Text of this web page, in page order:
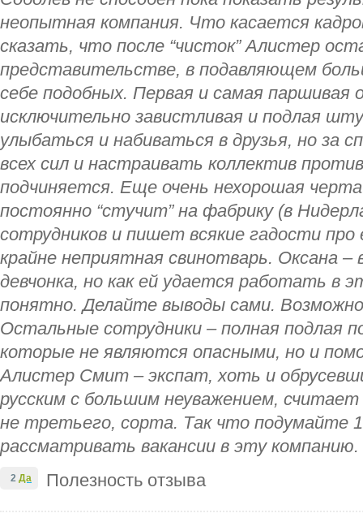
неопытная компания. Что касается
сказать, что после “чисток” Алистер
представительстве, в подавляющем
себе подобных. Первая и самая паршивая
исключительно завистливая и подлая
улыбаться и набиваться в друзья, но за
всех сил и настраивать коллектив
подчиняется. Еще очень нехорошая
постоянно “стучит” на фабрику (в
сотрудников и пишет всякие гадости
крайне неприятная свинотварь. Оксана –
девчонка, но как ей удается работать в
понятно. Делайте выводы сами.
Остальные сотрудники – полная подлая
которые не являются опасными, но и
Алистер Смит – экспат, хоть и
русским с большим неуважением,
не третьего, сорта. Так что подумайте
рассматривать вакансии в эту компанию.
Полезность отзыва
2 Да